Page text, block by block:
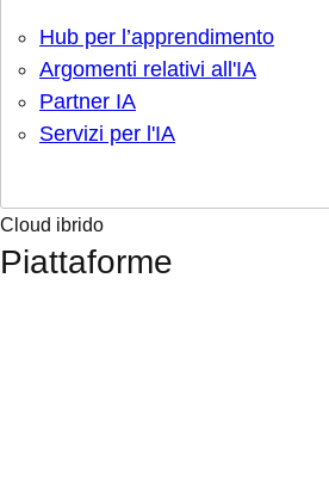
Hub per l’apprendimento
Argomenti relativi all'IA
Partner IA
Servizi per l'IA
Cloud ibrido
Piattaforme